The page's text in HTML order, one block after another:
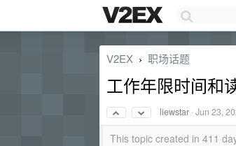
V2EX › 职场话题
工作年限时间和
liewstar ·Jun 23,
This topic created in 411